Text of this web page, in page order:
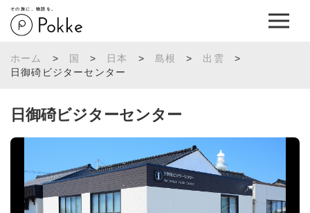
その旅に、物語を。
ホーム > 国 > 日本 > 島根 > 出雲
>
日御碕ビジターセンター
日御碕ビジターセンター